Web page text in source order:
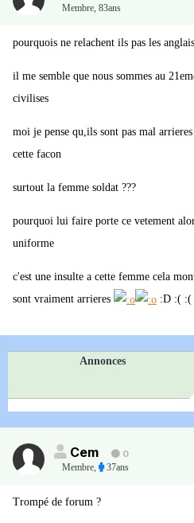
Membre, 83ans
pourquois ne relachent ils pas les
il me semble que nous sommes au
civilises
moi je pense qu,ils sont pas mal
cette facon
surtout la femme soldat ???
pourquoi lui faire porte ce vetement
uniforme
c'est une insulte a cette femme cela
sont vraiment arrieres
:D :( :(
Annonces
Cem
0
Membre, 37ans
Trompé de forum ?